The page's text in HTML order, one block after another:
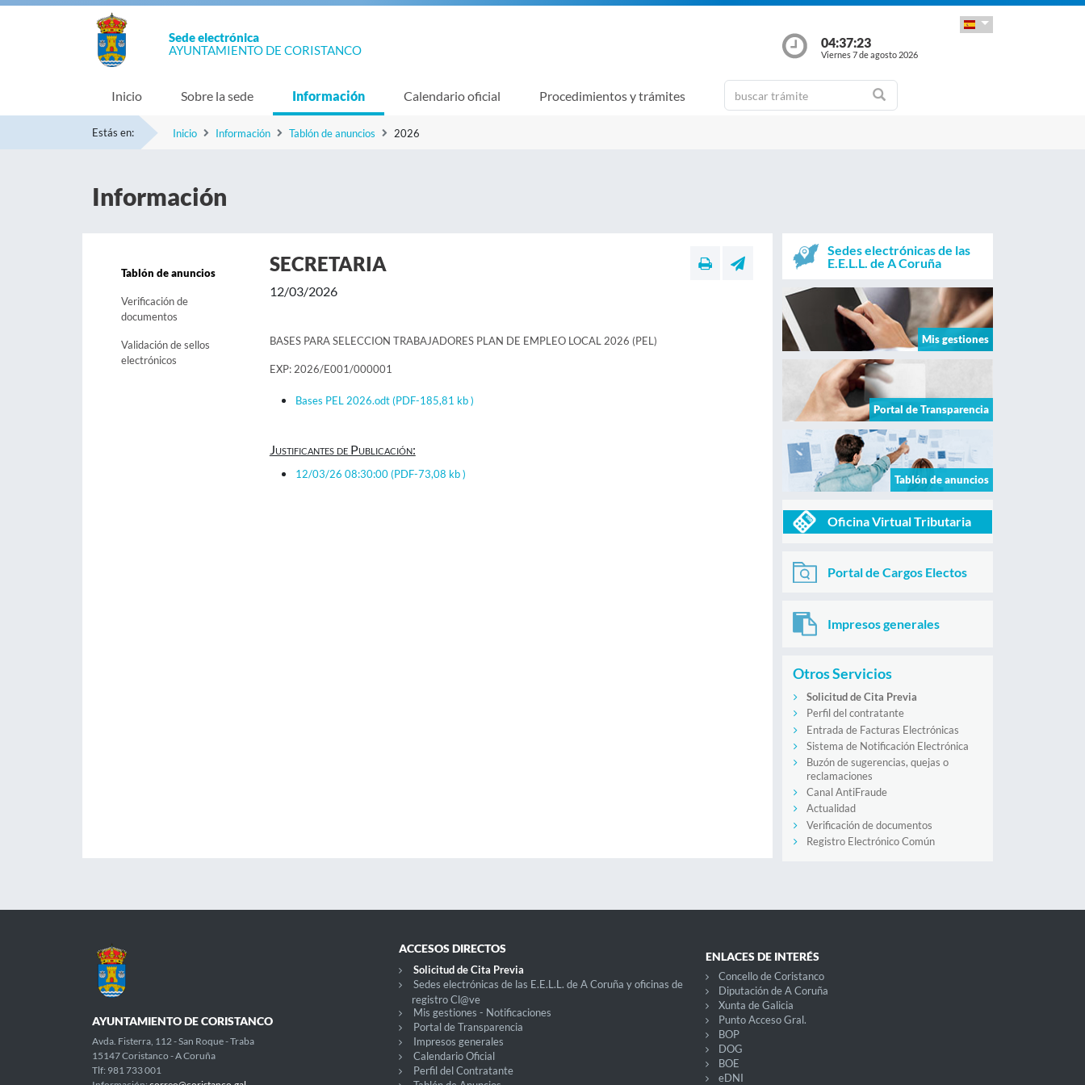
Sede electrónica
AYUNTAMIENTO DE CORISTANCO
04:37:24
Viernes 7 de agosto 2026
Inicio Sobre la sede Información Calendario oficial Procedimientos y trámites
Estás en: Inicio Información Tablón de anuncios 2026
Información
Tablón de anuncios
Verificación de
documentos
Validación de sellos
electrónicos
SECRETARIA
12/03/2026
BASES PARA SELECCION TRABAJADORES PLAN DE EMPLEO LOCAL 2026 (PEL)
EXP: 2026/E001/000001
Bases PEL 2026.odt(PDF-185,81 kb )
Justificantes de Publicación:
12/03/26 08:30:00(PDF-73,08 kb )
Sedes electrónicas de las
E.E.L.L. de A Coruña
Mis gestiones
Portal de Transparencia
Tablón de anuncios
Oficina Virtual Tributaria
Portal de Cargos Electos
Impresos generales
Otros Servicios
Solicitud de Cita Previa
Perfil del contratante
Entrada de Facturas Electrónicas
Sistema de Notificación Electrónica
Buzón de sugerencias, quejas o
reclamaciones
Canal AntiFraude
Actualidad
Verificación de documentos
Registro Electrónico Común
AYUNTAMIENTO DE CORISTANCO
Avda. Fisterra, 112 - San Roque - Traba
15147 Coristanco - A Coruña
Tlf: 981 733 001
ACCESOS DIRECTOS
Solicitud de Cita Previa
Sedes electrónicas de las E.E.L.L. de A Coruña y oficinas de
registro Cl@ve
Mis gestiones - Notificaciones
Portal de Transparencia
Impresos generales
Calendario Oficial
Perfil del Contratante
ENLACES DE INTERÉS
Concello de Coristanco
Diputación de A Coruña
Xunta de Galicia
Punto Acceso Gral.
BOP
DOG
BOE
eDNI